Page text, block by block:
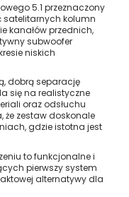
5.1 przeznaczony
satelitarnych kolumn
kanałów przednich,
subwoofer
niskich
dobrą separację
się na realistyczne
oraz odsłuchu
że zestaw doskonale
gdzie istotna jest
to funkcjonalne i
pierwszy system
alternatywy dla